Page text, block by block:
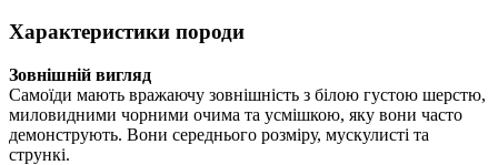
Характеристики породи
Зовнішній вигляд
Самоїди мають вражаючу зовнішність з білою густою шерстю,
миловидними чорними очима та усмішкою, яку вони часто
демонструють. Вони середнього розміру, мускулисті та
стрункі.